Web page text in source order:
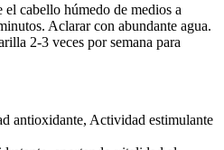
cabello húmedo de medios a
Aclarar con abundante agua.
2-3 veces por semana para
antioxidante, Actividad estimulante